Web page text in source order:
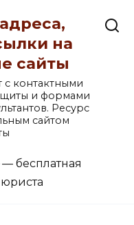
на
сайты
контактными
и формами
Ресурс
сайтом
бесплатная